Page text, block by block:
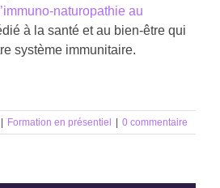
l’immuno-naturopathie au
à la santé et au bien-être qui
système immunitaire.
Formation en présentiel 0 commentaire